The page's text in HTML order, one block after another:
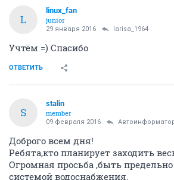
L
linux_fan
junior
29 января 2016 larisa_1964
Учтём =) Спасибо
ОТВЕТИТЬ
S
stalin
member
09 февраля 2016
Доброго всем дня!
Ребята,кто планирует заходить
Огромная просьба ,быть
системой водоснабжения.